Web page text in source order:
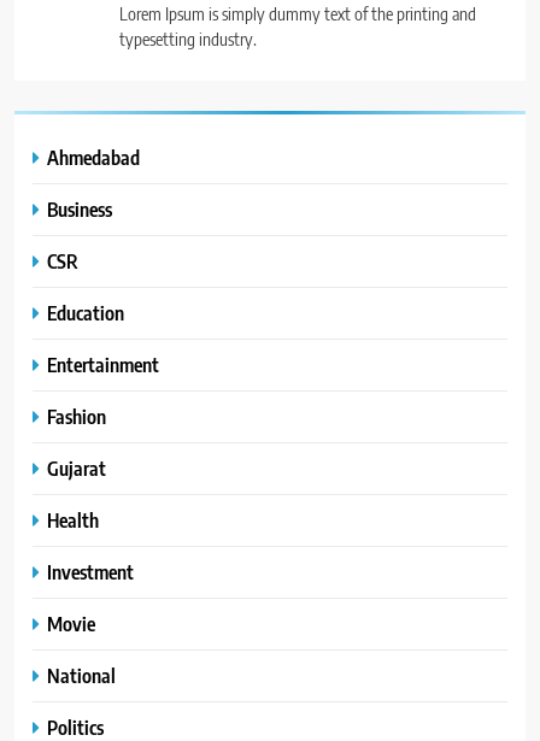
Lorem Ipsum is simply dummy text of the printing and
typesetting industry.
Ahmedabad
Business
CSR
Education
Entertainment
Fashion
Gujarat
Health
Investment
Movie
National
Politics